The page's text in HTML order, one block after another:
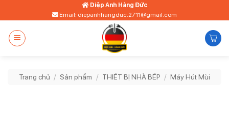
qua
dung
Diệp Anh Hàng Đức
Email: diepanhhangduc.2711@gmail.com
Trang chủ / Sản phẩm / THIẾT BỊ NHÀ BẾP / Máy Hút Mùi